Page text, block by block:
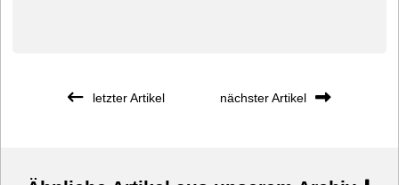
letzter Artikel nächster Artikel